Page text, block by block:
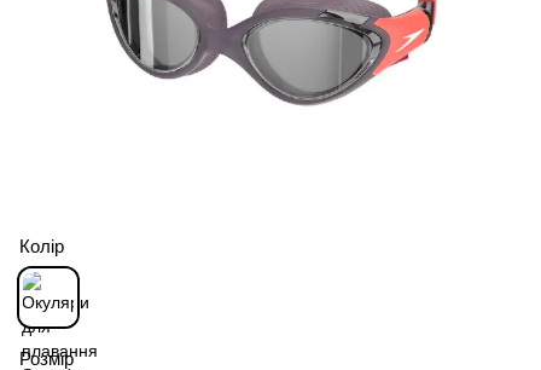
Колір
Розмір